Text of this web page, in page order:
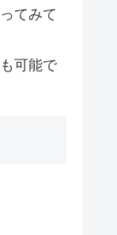
てみて
可能で